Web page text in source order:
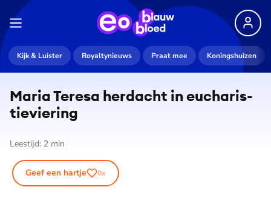
Kijk & Luister Royaltynieuws Praat mee Koningshuizen
Maria Teresa herdacht in eu­cha­ris­
tie­vie­ring
Leestijd: 2 min
Geef een hartje 0x